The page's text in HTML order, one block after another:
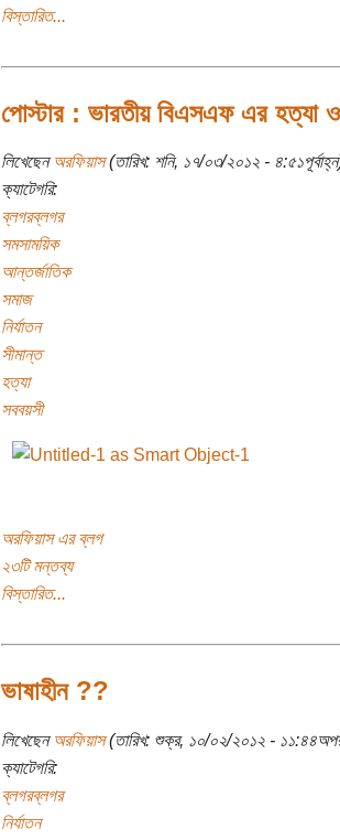
বিস্তারিত...
পোস্টার : ভারতীয় বিএসএফ এর হত্যা ও
লিখেছেনঅরফিয়াস(তারিখ: শনি, ১৭/০৩/২০১২ -
ক্যাটেগরি:
ব্লগরব্লগর
সমসাময়িক
আন্তর্জাতিক
সমাজ
নির্যাতন
সীমান্ত
হত্যা
সববয়সী
অরফিয়াস এর ব্লগ
২৩টি মন্তব্য
বিস্তারিত...
ভাষাহীন ??
লিখেছেনঅরফিয়াস(তারিখ: শুক্র, ১০/০২/২০১২ -
ক্যাটেগরি:
ব্লগরব্লগর
নির্যাতন